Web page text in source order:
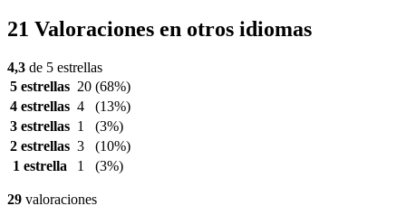
21 Valoraciones en otros idiomas
4,3 de 5 estrellas
5 estrellas 20 (68%)
4 estrellas 4
(13%)
3 estrellas 1
(3%)
2 estrellas 3
(10%)
1 estrella
1 (3%)
29 valoraciones